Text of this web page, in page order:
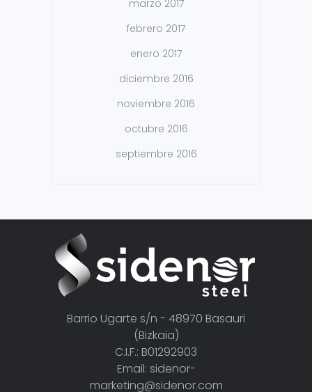
marzo 2017
febrero 2017
enero 2017
diciembre 2016
noviembre 2016
octubre 2016
septiembre 2016
Barrio Ugarte s/n - 48970 Basauri
(Bizkaia)
C.I.F.: B01292903
Email: sidenor-
marketing@sidenor.com